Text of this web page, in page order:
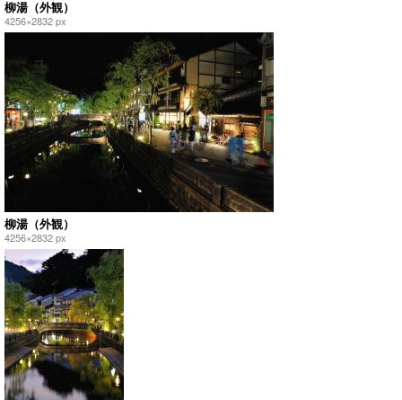
柳湯（外観）
4256×2832 px
柳湯（外観）
4256×2832 px